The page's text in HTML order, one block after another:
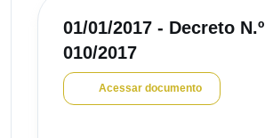
01/01/2017 - Decreto N.º
010/2017
Acessar documento